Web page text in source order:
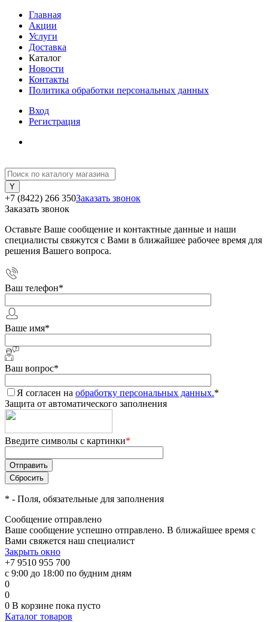
Главная
Акции
Услуги
Доставка
Каталог
Новости
Контакты
Политика обработки персональных данных
Вход
Регистрация
+7 (8422) 266 350Заказать звонок
Заказать звонок
Оставьте Ваше сообщение и контактные данные и наши
специалисты свяжутся с Вами в ближайшее рабочее время для
решения Вашего вопроса.
Ваш телефон*
Ваше имя*
Ваш вопрос*
Я согласен на обработку персональных данных.*
Защита от автоматического заполнения
Введите символы с картинки*
* - Поля, обязательные для заполнения
Сообщение отправлено
Ваше сообщение успешно отправлено. В ближайшее время с
Вами свяжется наш специалист
Закрыть окно
+7 9510 955 700
с 9:00 до 18:00 по будним дням
0
0
0 В корзине пока пусто
Каталог товаров